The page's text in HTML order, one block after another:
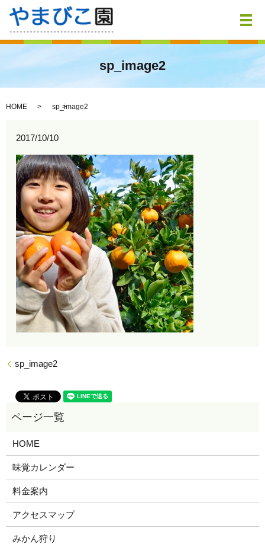
メ
sp_image2
HOME sp_image2
2017/10/10
sp_image2
HOME
味覚カレンダー
料金案内
アクセスマップ
みかん狩り